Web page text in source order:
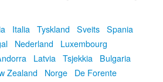
Italia Tyskland Sveits Spania
Nederland
Luxembourg
Latvia Tsjekkia
Bulgaria
Zealand Norge
De Forente